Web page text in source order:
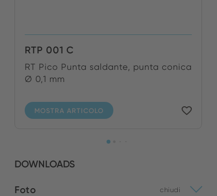
RTP 001 C
RT Pico Punta saldante, punta conica
Ø 0,1 mm
MOSTRA ARTICOLO
DOWNLOADS
Foto chiudi